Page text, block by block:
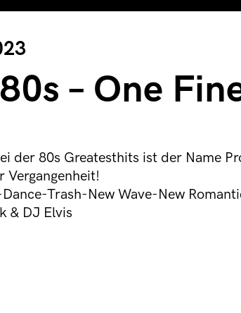
– One
der 80s Greatesthits ist der Name
Vergangenheit!
Trash-New Wave-New
& DJ Elvis